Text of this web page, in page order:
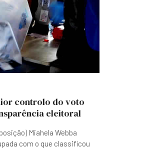
controlo do voto
eleitoral
Miahela Webba
com o que classificou